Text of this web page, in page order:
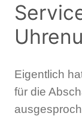
Eigentlich
für die